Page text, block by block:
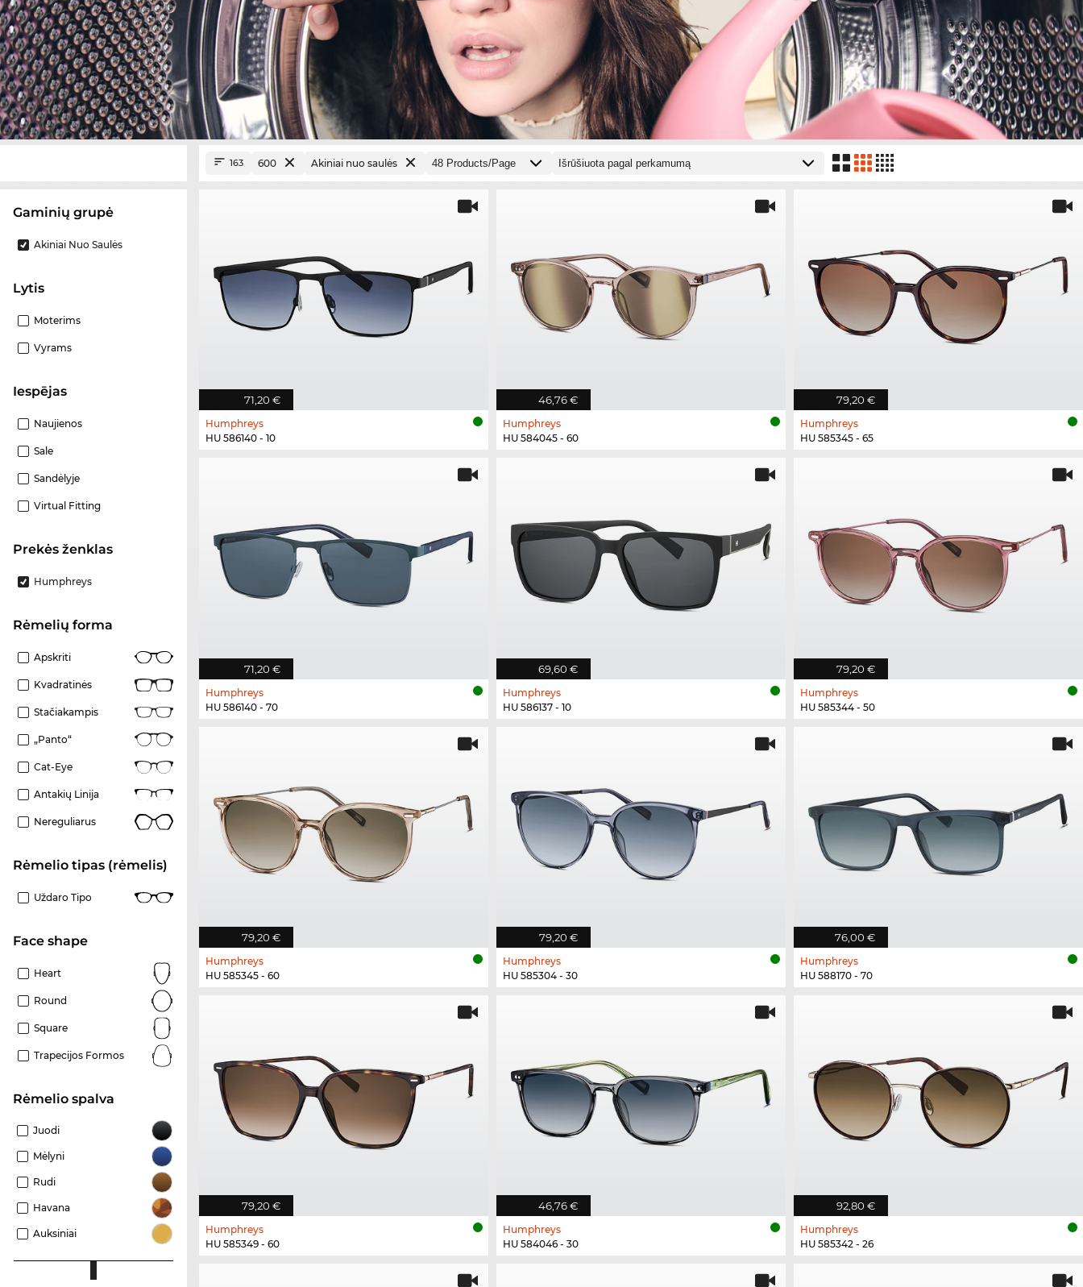
Gaminių grupė
Akiniai Nuo Saulės
Lytis
Moterims
Vyrams
Iespējas
Naujienos
Sale
Sandėlyje
Virtual Fitting
Prekės ženklas
Humphreys
Rėmelių forma
Apskriti
Kvadratinės
Stačiakampis
„Panto“
Cat-Eye
Antakių Linija
Nereguliarus
Rėmelio tipas (rėmelis)
Uždaro Tipo
Face shape
Heart
Round
Square
Trapecijos Formos
Rėmelio spalva
Juodi
Mėlyni
Rudi
Havana
Auksiniai
163 600 Akiniai nuo saulės
71,20 €
Humphreys
HU 586140 - 10
46,76 €
Humphreys
HU 584045 - 60
79,20 €
Humphreys
HU 585345 - 65
71,20 €
Humphreys
HU 586140 - 70
69,60 €
Humphreys
HU 586137 - 10
79,20 €
Humphreys
HU 585344 - 50
79,20 €
Humphreys
HU 585345 - 60
79,20 €
Humphreys
HU 585304 - 30
76,00 €
Humphreys
HU 588170 - 70
79,20 €
Humphreys
HU 585349 - 60
46,76 €
Humphreys
HU 584046 - 30
92,80 €
Humphreys
HU 585342 - 26